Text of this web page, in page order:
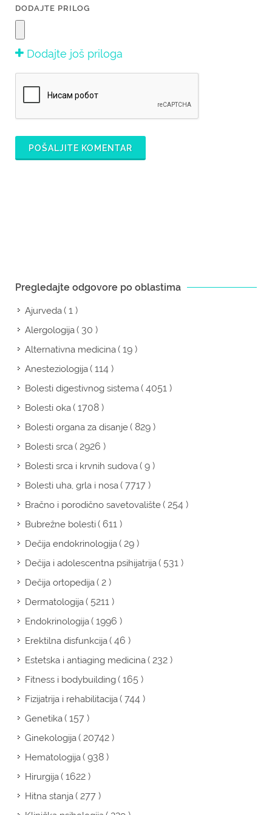
DODAJTE PRILOG
Dodajte još priloga
POŠALJITE KOMENTAR
Pregledajte odgovore po oblastima
Ajurveda( 1 )
Alergologija( 30 )
Alternativna medicina( 19 )
Anesteziologija( 114 )
Bolesti digestivnog sistema( 4051 )
Bolesti oka( 1708 )
Bolesti organa za disanje( 829 )
Bolesti srca( 2926 )
Bolesti srca i krvnih sudova( 9 )
Bolesti uha, grla i nosa( 7717 )
Bračno i porodično savetovalište( 254 )
Bubrežne bolesti( 611 )
Dečija endokrinologija( 29 )
Dečija i adolescentna psihijatrija( 531 )
Dečija ortopedija( 2 )
Dermatologija( 5211 )
Endokrinologija( 1996 )
Erektilna disfunkcija( 46 )
Estetska i antiaging medicina( 232 )
Fitness i bodybuilding( 165 )
Fizijatrija i rehabilitacija( 744 )
Genetika( 157 )
Ginekologija( 20742 )
Hematologija( 938 )
Hirurgija( 1622 )
Hitna stanja( 277 )